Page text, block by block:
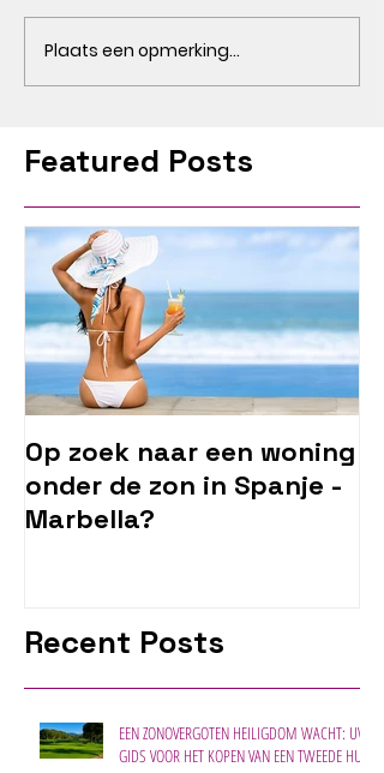
Plaats een opmerking...
Featured Posts
Op zoek naar een woning
onder de zon in Spanje -
Marbella?
Recent Posts
EEN ZONOVERGOTEN HEILIGDOM WACHT: UW
GIDS VOOR HET KOPEN VAN EEN TWEEDE HUIS